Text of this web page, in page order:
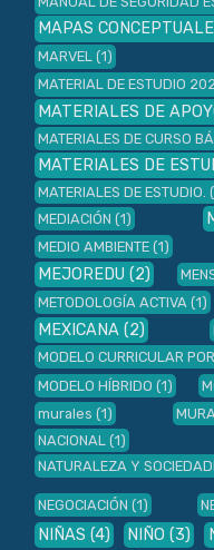
MAPAS
MARVEL (1)
MATERIAL DE ESTUDIO
MATERIALES DE
MATERIALES DE CURSO
MATERIALES DE
MATERIALES DE ESTUDIO.
MEDIACIÓN (1)
MEDIO AMBIENTE (1)
MEJOREDU (2)
METODOLOGÍA ACTIVA (1)
MEXICANA (2)
MODELO CURRICULAR
MODELO HÍBRIDO (1)
murales (1)
NACIONAL (1)
NATURALEZA Y
NEGOCIACIÓN (1)
NIÑAS (4) NIÑO (3)